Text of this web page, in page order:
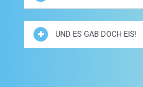
UND ES GAB DOCH EIS!